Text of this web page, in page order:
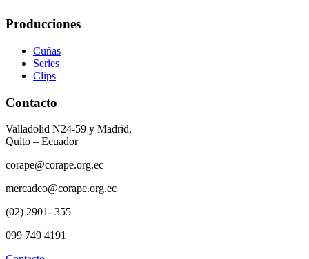
Producciones
Cuñas
Series
Clips
Contacto
Valladolid N24-59 y Madrid,
Quito – Ecuador
corape@corape.org.ec
mercadeo@corape.org.ec
(02) 2901- 355
099 749 4191